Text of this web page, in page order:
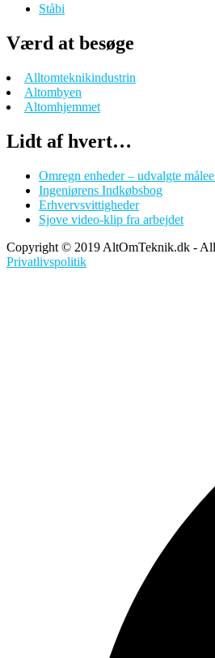
Ståbi
Værd at besøge
Alltomteknikindustrin
Altombyen
Altomhjemmet
Lidt af hvert…
Omregn enheder – udvalgte
Ingeniørens Indkøbsbog
Erhvervsvittigheder
Sjove video-klip fra arbejdet
Copyright © 2019 AltOmTeknik.dk -
Privatlivspolitik